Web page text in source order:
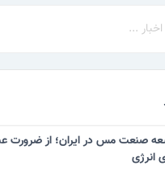
صنعت مس در ایران؛ از ضرورت
انرژی